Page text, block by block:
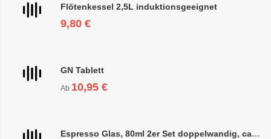
Flötenkessel 2,5L induktionsgeeignet
9,80 €
GN Tablett
Ab 10,95 €
Espresso Glas, 80ml 2er Set doppelwandig, ca. 6,3 x 6,4cm